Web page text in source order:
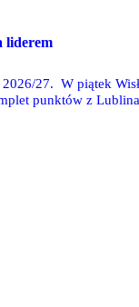
liderem
27. W piątek
punktów z